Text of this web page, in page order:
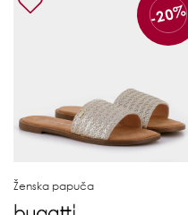
-20%
Ženska papuča